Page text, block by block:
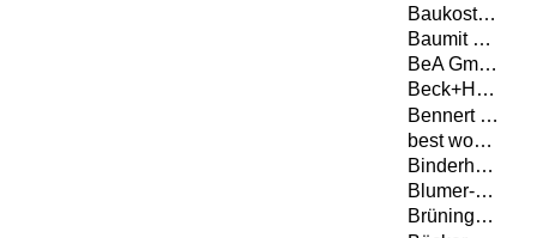
Baukosteninformationszentrum Deutscher Architektenkammern GmbH
Baumit GmbH
BeA GmbH
Beck+Heun GmbH
Bennert GmbH
best wood SCHNEIDER GmbH
Binderholz GmbH
Blumer-Lehmann AG
Brüninghoff Holz GmbH & Co. KG